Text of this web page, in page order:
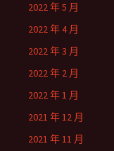
2022 年 5 月
2022 年 4 月
2022 年 3 月
2022 年 2 月
2022 年 1 月
2021 年 12 月
2021 年 11 月